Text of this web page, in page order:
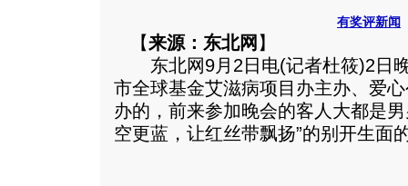
有奖评新闻
【来源：东北网 】
东北网9月2日电(记者杜筱)2日
市全球基金艾滋病项目办主办、爱
办的，前来参加晚会的客人大都是
空更蓝，让红丝带飘扬”的别开生面